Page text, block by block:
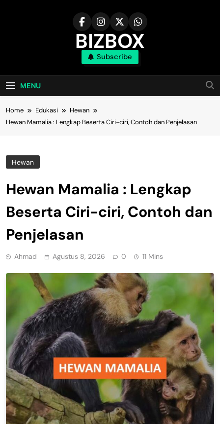
BIZBOX
Bizbox – Media Informasi Terkini
Subscribe
MENU
Home Edukasi
Hewan
Hewan Mamalia : Lengkap Beserta Ciri-ciri, Contoh dan Penjelasan
Hewan
Hewan Mamalia : Lengkap
Beserta Ciri-ciri, Contoh dan
Penjelasan
Ahmad Agustus 8, 2026 0 11 Mins